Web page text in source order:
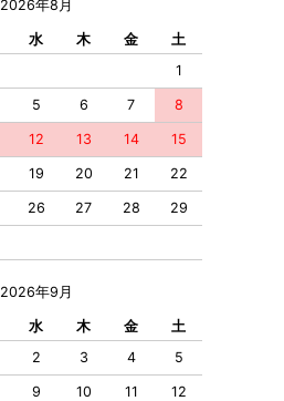
2026年8月
水 木 金
土
1
5 6 7 8
12 13 14 15
19 20 21 22
26 27 28 29
2026年9月
水 木 金
土
2 3 4 5
9 10 11 12